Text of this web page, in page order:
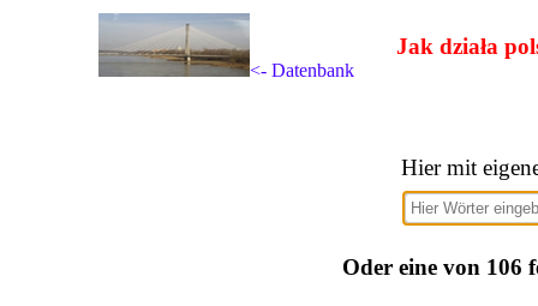
<- Datenbank
Jak działa
Hier mit
Oder eine von 106